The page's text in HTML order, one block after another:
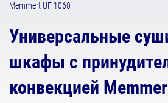
Memmert UF 1060
Универсальные
шкафы с
конвекцией